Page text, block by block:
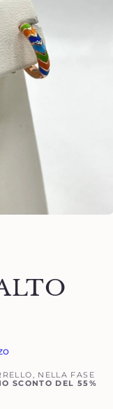
NELLA FASE
SCONTO DEL 55%